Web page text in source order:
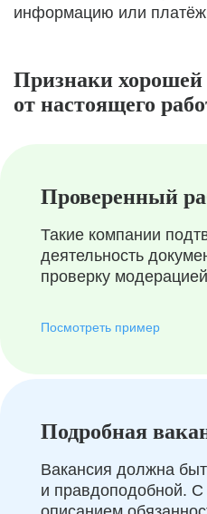
информацию или
Признаки хорошей
от настоящего
Проверенный
Такие компании
деятельность
проверку
Посмотреть пример
Подробная
Вакансия должна
и правдоподобной.